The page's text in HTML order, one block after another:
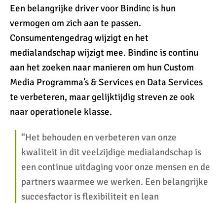
Een belangrijke driver voor Bindinc is hun
vermogen om zich aan te passen.
Consumentengedrag wijzigt en het
medialandschap wijzigt mee. Bindinc is continu
aan het zoeken naar manieren om hun Custom
Media Programma’s & Services en Data Services
te verbeteren, maar gelijktijdig streven ze ook
naar operationele klasse.
“Het behouden en verbeteren van onze
kwaliteit in dit veelzijdige medialandschap is
een continue uitdaging voor onze mensen en de
partners waarmee we werken. Een belangrijke
succesfactor is flexibiliteit en lean